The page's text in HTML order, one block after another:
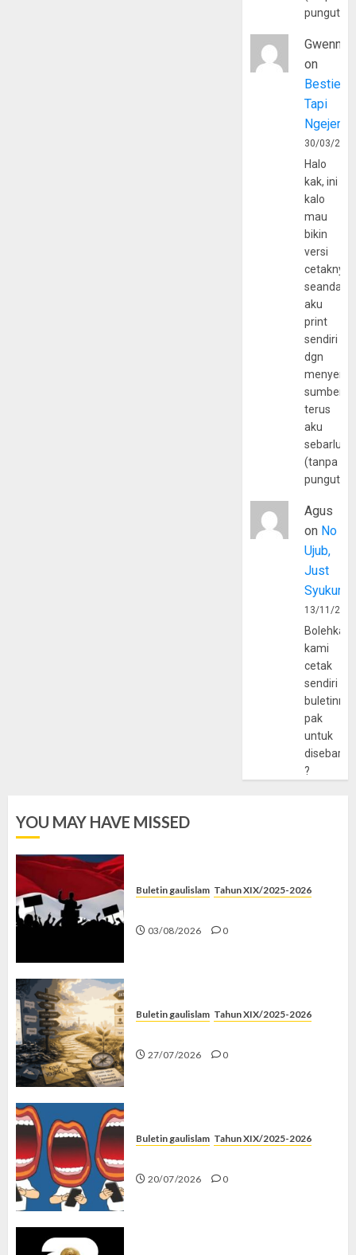
Gwenny
on
Bestie
Tapi
30/03/
Halo
kak, ini
kalo
mau
bikin
versi
cetaknya
aku
print
sendiri
dgn
sumber
terus
aku
(tanpa
Agus
on No
Ujub,
Just
Syukur
13/11/
Bolehkah
kami
cetak
sendiri
pak
untuk
?
YOU MAY HAVE MISSED
Buletin gaulislam Tahun XIX/2025-2026
03/08/2026 0
Buletin gaulislam Tahun XIX/2025-2026
27/07/2026 0
Buletin gaulislam Tahun XIX/2025-2026
20/07/2026 0